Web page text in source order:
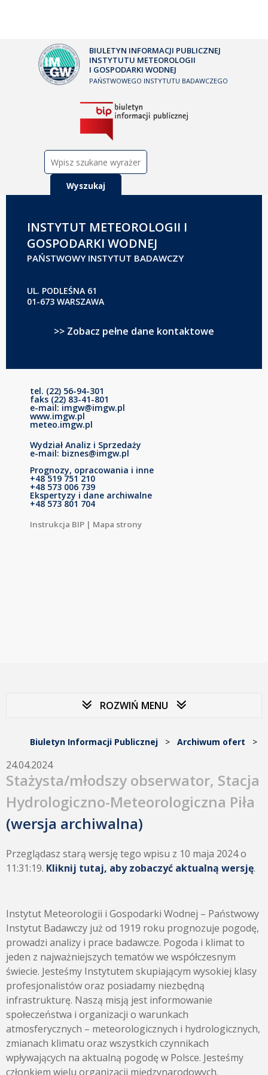
BIULETYN INFORMACJI PUBLICZNEJ
INSTYTUTU METEOROLOGII
I GOSPODARKI WODNEJ
PAŃSTWOWEGO INSTYTUTU BADAWCZEGO
INSTYTUT METEOROLOGII I
GOSPODARKI WODNEJ
PAŃSTWOWY INSTYTUT BADAWCZY
UL. PODLEŚNA 61
01-673 WARSZAWA
>> Zobacz pełne dane kontaktowe
tel. (22) 56-94-301
faks (22) 83-41-801
e-mail: imgw@imgw.pl
www.imgw.pl
meteo.imgw.pl
Wydział Analiz i Sprzedaży
e-mail: biznes@imgw.pl
Prognozy, opracowania i inne
+48 519 751 210
+48 573 006 739
Ekspertyzy i dane archiwalne
+48 573 801 704
Instrukcja BIP | Mapa strony
ROZWIŃ MENU
Biuletyn Informacji Publicznej > Archiwum ofert >
24.04.2024
Stażysta/młodszy obserwator, Stacja
Hydrologiczno-Meteorologiczna Piła
(wersja archiwalna)
Przeglądasz starą wersję tego wpisu z 10 maja 2024 o
11:31:19. Kliknij tutaj, aby zobaczyć aktualną wersję.
Instytut Meteorologii i Gospodarki Wodnej – Państwowy
Instytut Badawczy już od 1919 roku prognozuje pogodę,
prowadzi analizy i prace badawcze. Pogoda i klimat to
jeden z najważniejszych tematów we współczesnym
świecie. Jesteśmy Instytutem skupiającym wysokiej klasy
profesjonalistów oraz posiadamy niezbędną
infrastrukturę. Naszą misją jest informowanie
społeczeństwa i organizacji o warunkach
atmosferycznych – meteorologicznych i hydrologicznych,
zmianach klimatu oraz wszystkich czynnikach
wpływających na aktualną pogodę w Polsce. Jesteśmy
członkiem wielu organizacji międzynarodowych.